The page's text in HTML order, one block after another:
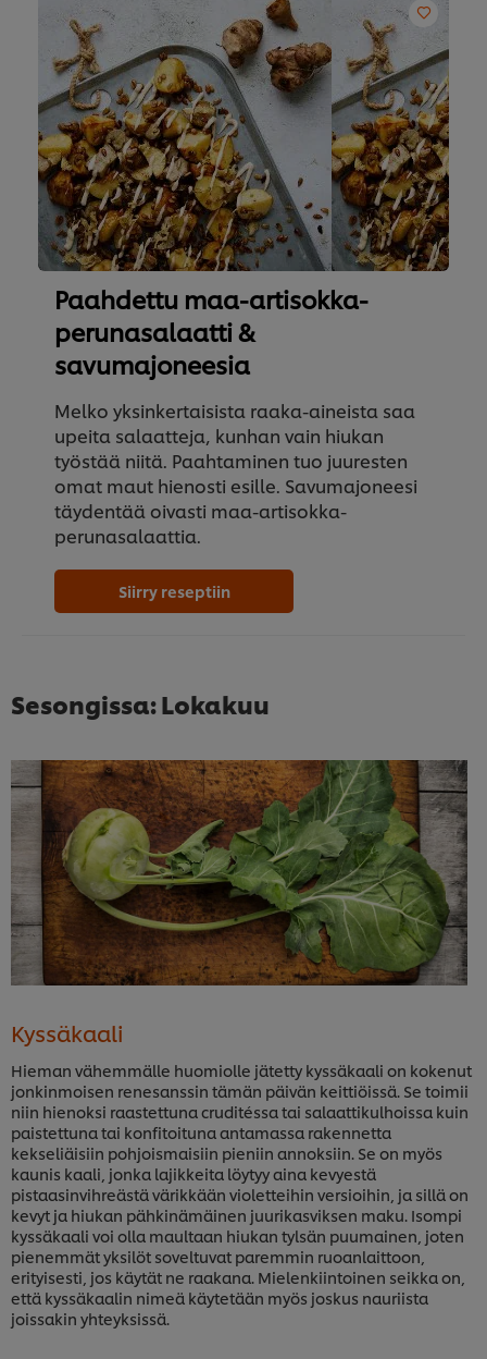
Paahdettu maa-artisokka-
perunasalaatti &
savumajoneesia
Melko yksinkertaisista raaka-aineista saa
upeita salaatteja, kunhan vain hiukan
työstää niitä. Paahtaminen tuo juuresten
omat maut hienosti esille. Savumajoneesi
täydentää oivasti maa-artisokka-
perunasalaattia.
Siirry reseptiin
Sesongissa: Lokakuu
Kyssäkaali
Hieman vähemmälle huomiolle jätetty kyssäkaali on kokenut
jonkinmoisen renesanssin tämän päivän keittiöissä. Se toimii
niin hienoksi raastettuna cruditéssa tai salaattikulhoissa kuin
paistettuna tai konfitoituna antamassa rakennetta
kekseliäisiin pohjoismaisiin pieniin annoksiin. Se on myös
kaunis kaali, jonka lajikkeita löytyy aina kevyestä
pistaasinvihreästä värikkään violetteihin versioihin, ja sillä on
kevyt ja hiukan pähkinämäinen juurikasviksen maku. Isompi
kyssäkaali voi olla maultaan hiukan tylsän puumainen, joten
pienemmät yksilöt soveltuvat paremmin ruoanlaittoon,
erityisesti, jos käytät ne raakana. Mielenkiintoinen seikka on,
että kyssäkaalin nimeä käytetään myös joskus nauriista
joissakin yhteyksissä.